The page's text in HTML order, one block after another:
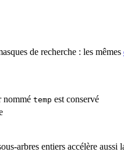
de recherche : les mêmes
nommé temp est conservé
arbres entiers accélère aussi